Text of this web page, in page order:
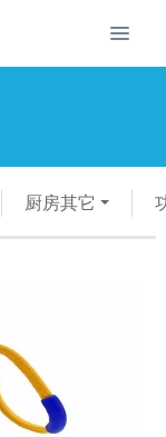
厨房其它